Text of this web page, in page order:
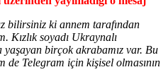
bilirsiniz ki annem tarafından
Kızlık soyadı Ukraynalı
birçok akrabamız var. Bu
de Telegram için kişisel olmasının